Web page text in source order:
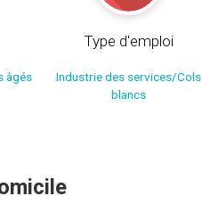
âgés
Type d'emploi
Industrie des services/Cols
blancs